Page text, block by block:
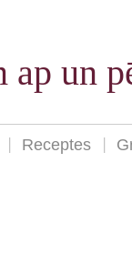
ap un
Receptes